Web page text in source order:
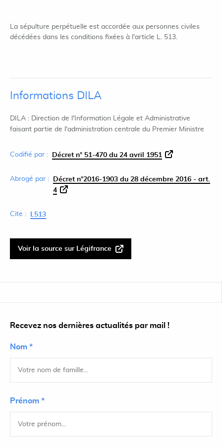
La sépulture perpétuelle est accordée aux personnes civiles
décédées dans les conditions fixées à l'article L. 513.
Informations DILA
DILA : Direction de l'Information Légale et Administrative
faisant partie de l'administration centrale du Premier Ministre
Codifié par : Décret n° 51-470 du 24 avril 1951
Abrogé par :
Décret n°2016-1903 du 28 décembre 2016 - art.
4
Cite : L513
Voir la source sur Légifrance
Recevez nos dernières actualités par mail !
Nom *
Prénom *